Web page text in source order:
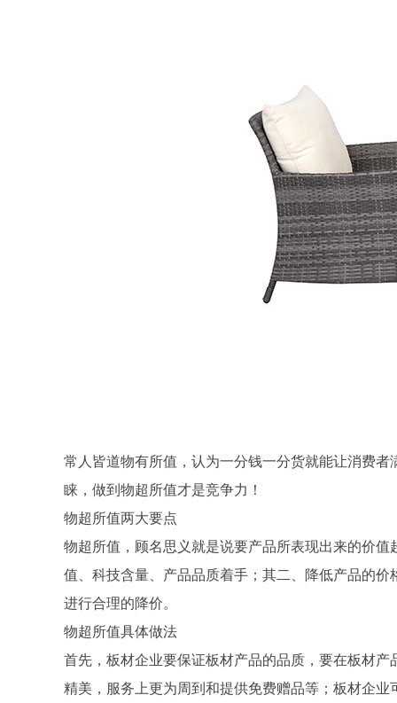
常人皆道物有所值，认为一分钱一分货就能让消费
睐，做到物超所值才是竞争力！
物超所值两大要点
物超所值，顾名思义就是说要产品所表现出来的价
值、科技含量、产品品质着手；其二、降低产品的
进行合理的降价。
物超所值具体做法
首先，板材企业要保证板材产品的品质，要在板材
精美，服务上更为周到和提供免费赠品等；板材企